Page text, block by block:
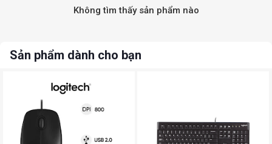
Không tìm thấy sản phẩm nào
Sản phẩm dành cho bạn